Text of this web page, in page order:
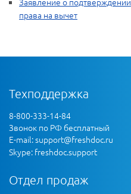
права на вычет
Техподдержка
8-800-333-14-84
Звонок по РФ бесплатный
E-mail:support@freshdoc.ru
Skype: freshdoc.support
Отдел продаж